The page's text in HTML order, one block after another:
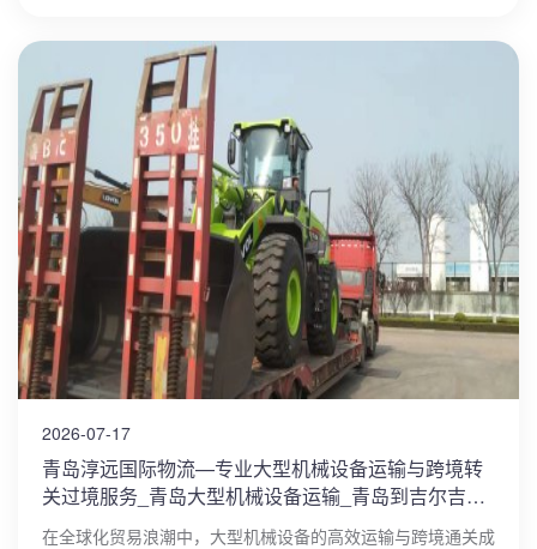
2026-07-17
青岛淳远国际物流—专业大型机械设备运输与跨境转
关过境服务_青岛大型机械设备运输_青岛到吉尔吉斯
斯坦转关过境
在全球化贸易浪潮中，大型机械设备的高效运输与跨境通关成